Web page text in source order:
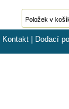
Položek v
Kontakt Dodací